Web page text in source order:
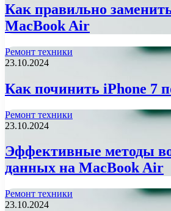
Как правильно
MacBook Air
Ремонт техники
23.10.2024
Как починить iPhone 7
Ремонт техники
23.10.2024
Эффективные методы
данных на MacBook Air
Ремонт техники
23.10.2024